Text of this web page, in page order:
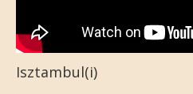
Isztambul(i)